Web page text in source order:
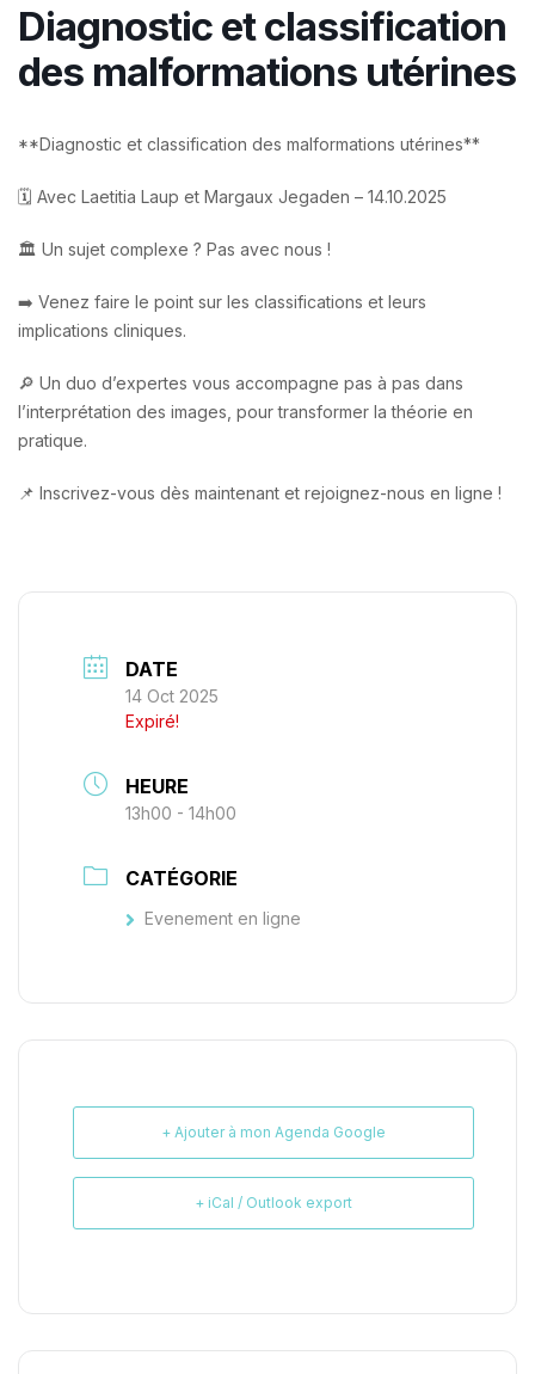
Diagnostic et classification
des malformations utérines
**Diagnostic et classification des malformations utérines**
🗓 Avec Laetitia Laup et Margaux Jegaden – 14.10.2025
🏛 Un sujet complexe ? Pas avec nous !
➡️ Venez faire le point sur les classifications et leurs
implications cliniques.
🔎 Un duo d’expertes vous accompagne pas à pas dans
l’interprétation des images, pour transformer la théorie en
pratique.
📌 Inscrivez-vous dès maintenant et rejoignez-nous en ligne !
DATE
14 Oct 2025
Expiré!
HEURE
13h00 - 14h00
CATÉGORIE
Evenement en ligne
+ Ajouter à mon Agenda Google
+ iCal / Outlook export